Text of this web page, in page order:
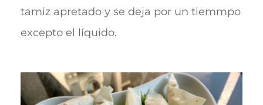
tamiz apretado y se deja por un tiemmpo
excepto el líquido.